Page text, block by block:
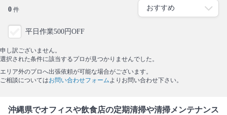
0 件
平日作業500円OFF
申し訳ございません。
選択された条件に該当するプロが見つかりませんでした。
エリア外のプロへ出張依頼が可能な場合がございます。
ご相談についてはお問い合わせフォーム よりお問い合わせ下さい。
沖縄県でオフィスや飲食店の定期清掃や清掃メンテナンス